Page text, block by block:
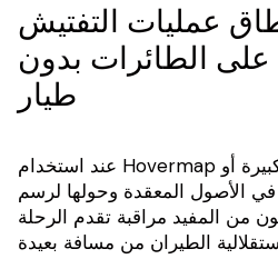
عمليات التفتيش
على الطائرات بدون
طيار
عند استخدام Hovermap لرسم خرائط لمناطق كبيرة أو
الأصول المعقدة وحولها لرسم
من المفيد مراقبة تقدم الرحلة